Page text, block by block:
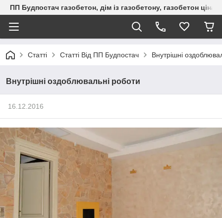
ПП Будпостач газобетон, дім із газобетону, газобетон
Статті Статті Від ПП Будпостач Внутрішні
Внутрішні оздоблювальні роботи
16.12.2016